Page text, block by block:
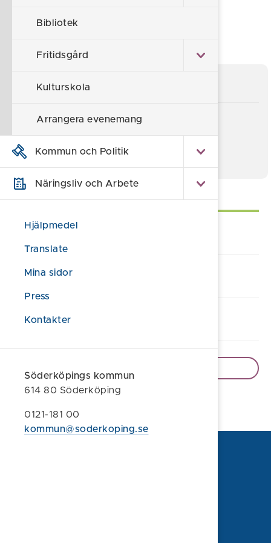
Bibliotek
Fritidsgård
Kulturskola
Arrangera evenemang
Kommun och Politik
Näringsliv och Arbete
Hjälpmedel
Translate
Mina sidor
Press
Kontakter
Söderköpings kommun
614 80 Söderköping
0121-181 00
kommun@soderkoping.se
Information om simskolan
Söderköpings simsällskap
Försäkringsbesked
Karta badplatser
På gång i Söderköping
Lämna synpunkt eller klagomål